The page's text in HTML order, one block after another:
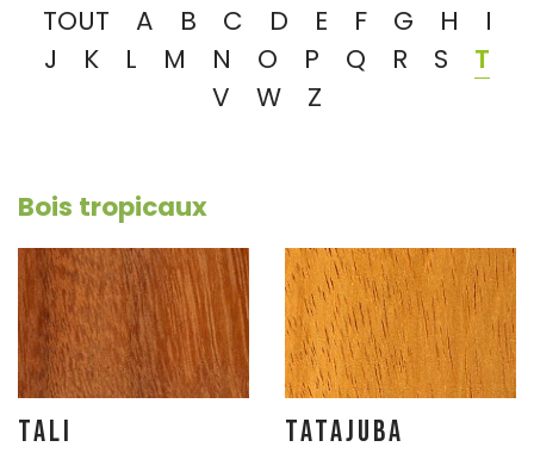
TOUT A B C D E F G H
I
J
K L M N O P Q R S
T
V
W Z
Bois tropicaux
TALI TATAJUBA